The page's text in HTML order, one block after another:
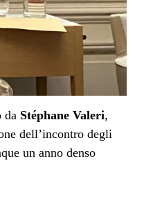
da Stéphane Valeri,
dell’incontro degli
un anno denso